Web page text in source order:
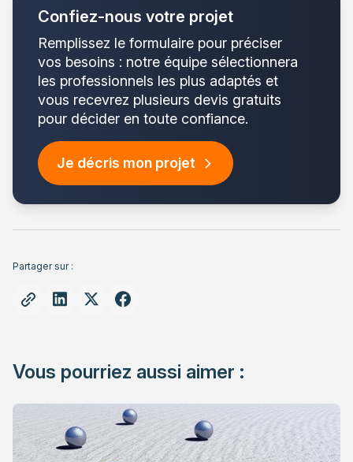
Confiez-nous votre projet
Remplissez le formulaire pour préciser
vos besoins : notre équipe sélectionnera
les professionnels les plus adaptés et
vous recevrez plusieurs devis gratuits
pour décider en toute confiance.
Je décris mon projet
Partager sur :
Vous pourriez aussi aimer :